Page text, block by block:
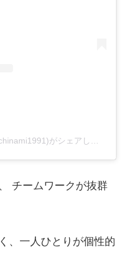
チームワークが抜群
、一人ひとりが個性的